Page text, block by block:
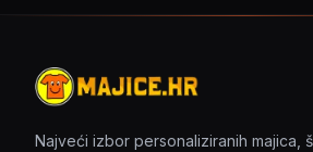
Najveći izbor personaliziranih majica,